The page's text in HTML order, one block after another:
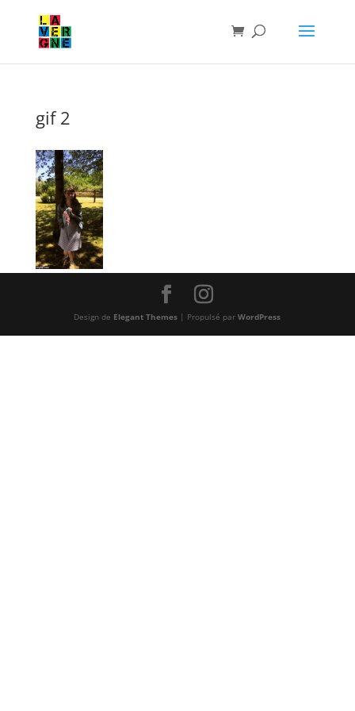
gif 2
Design de Elegant Themes | Propulsé parWordPress